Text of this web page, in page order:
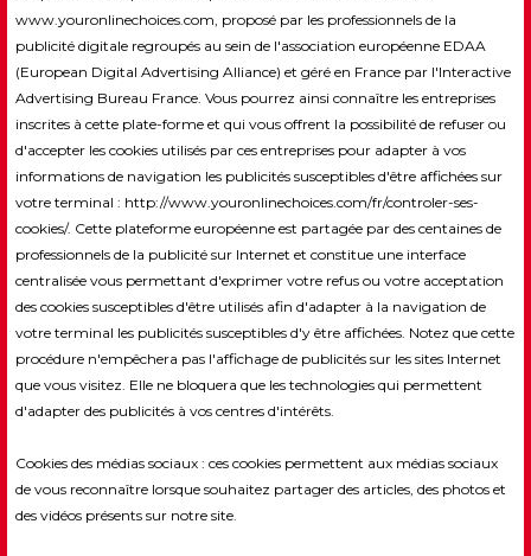
www.youronlinechoices.com, proposé par les professionnels de la
publicité digitale regroupés au sein de l'association européenne EDAA
(European Digital Advertising Alliance) et géré en France par l'Interactive
Advertising Bureau France. Vous pourrez ainsi connaître les entreprises
inscrites à cette plate-forme et qui vous offrent la possibilité de refuser ou
d'accepter les cookies utilisés par ces entreprises pour adapter à vos
informations de navigation les publicités susceptibles d'être affichées sur
votre terminal : http://www.youronlinechoices.com/fr/controler-ses-
cookies/. Cette plateforme européenne est partagée par des centaines de
professionnels de la publicité sur Internet et constitue une interface
centralisée vous permettant d'exprimer votre refus ou votre acceptation
des cookies susceptibles d'être utilisés afin d'adapter à la navigation de
votre terminal les publicités susceptibles d'y être affichées. Notez que cette
procédure n'empêchera pas l'affichage de publicités sur les sites Internet
que vous visitez. Elle ne bloquera que les technologies qui permettent
d'adapter des publicités à vos centres d'intérêts.
Cookies des médias sociaux : ces cookies permettent aux médias sociaux
de vous reconnaître lorsque souhaitez partager des articles, des photos et
des vidéos présents sur notre site.